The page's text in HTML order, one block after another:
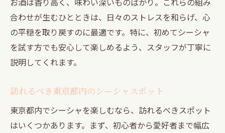
合わせが生むひとときは、日々のストレスを和らげ、心
の平穏を取り戻すのに最適です。特に、初めてシーシャ
を試す方でも安心して楽しめるよう、スタッフが丁寧に
説明してくれます。
訪れるべき東京都内のシーシャスポット
東京都内でシーシャを楽しむなら、訪れるべきスポット
はいくつかあります。まず、初心者から愛好者まで幅広